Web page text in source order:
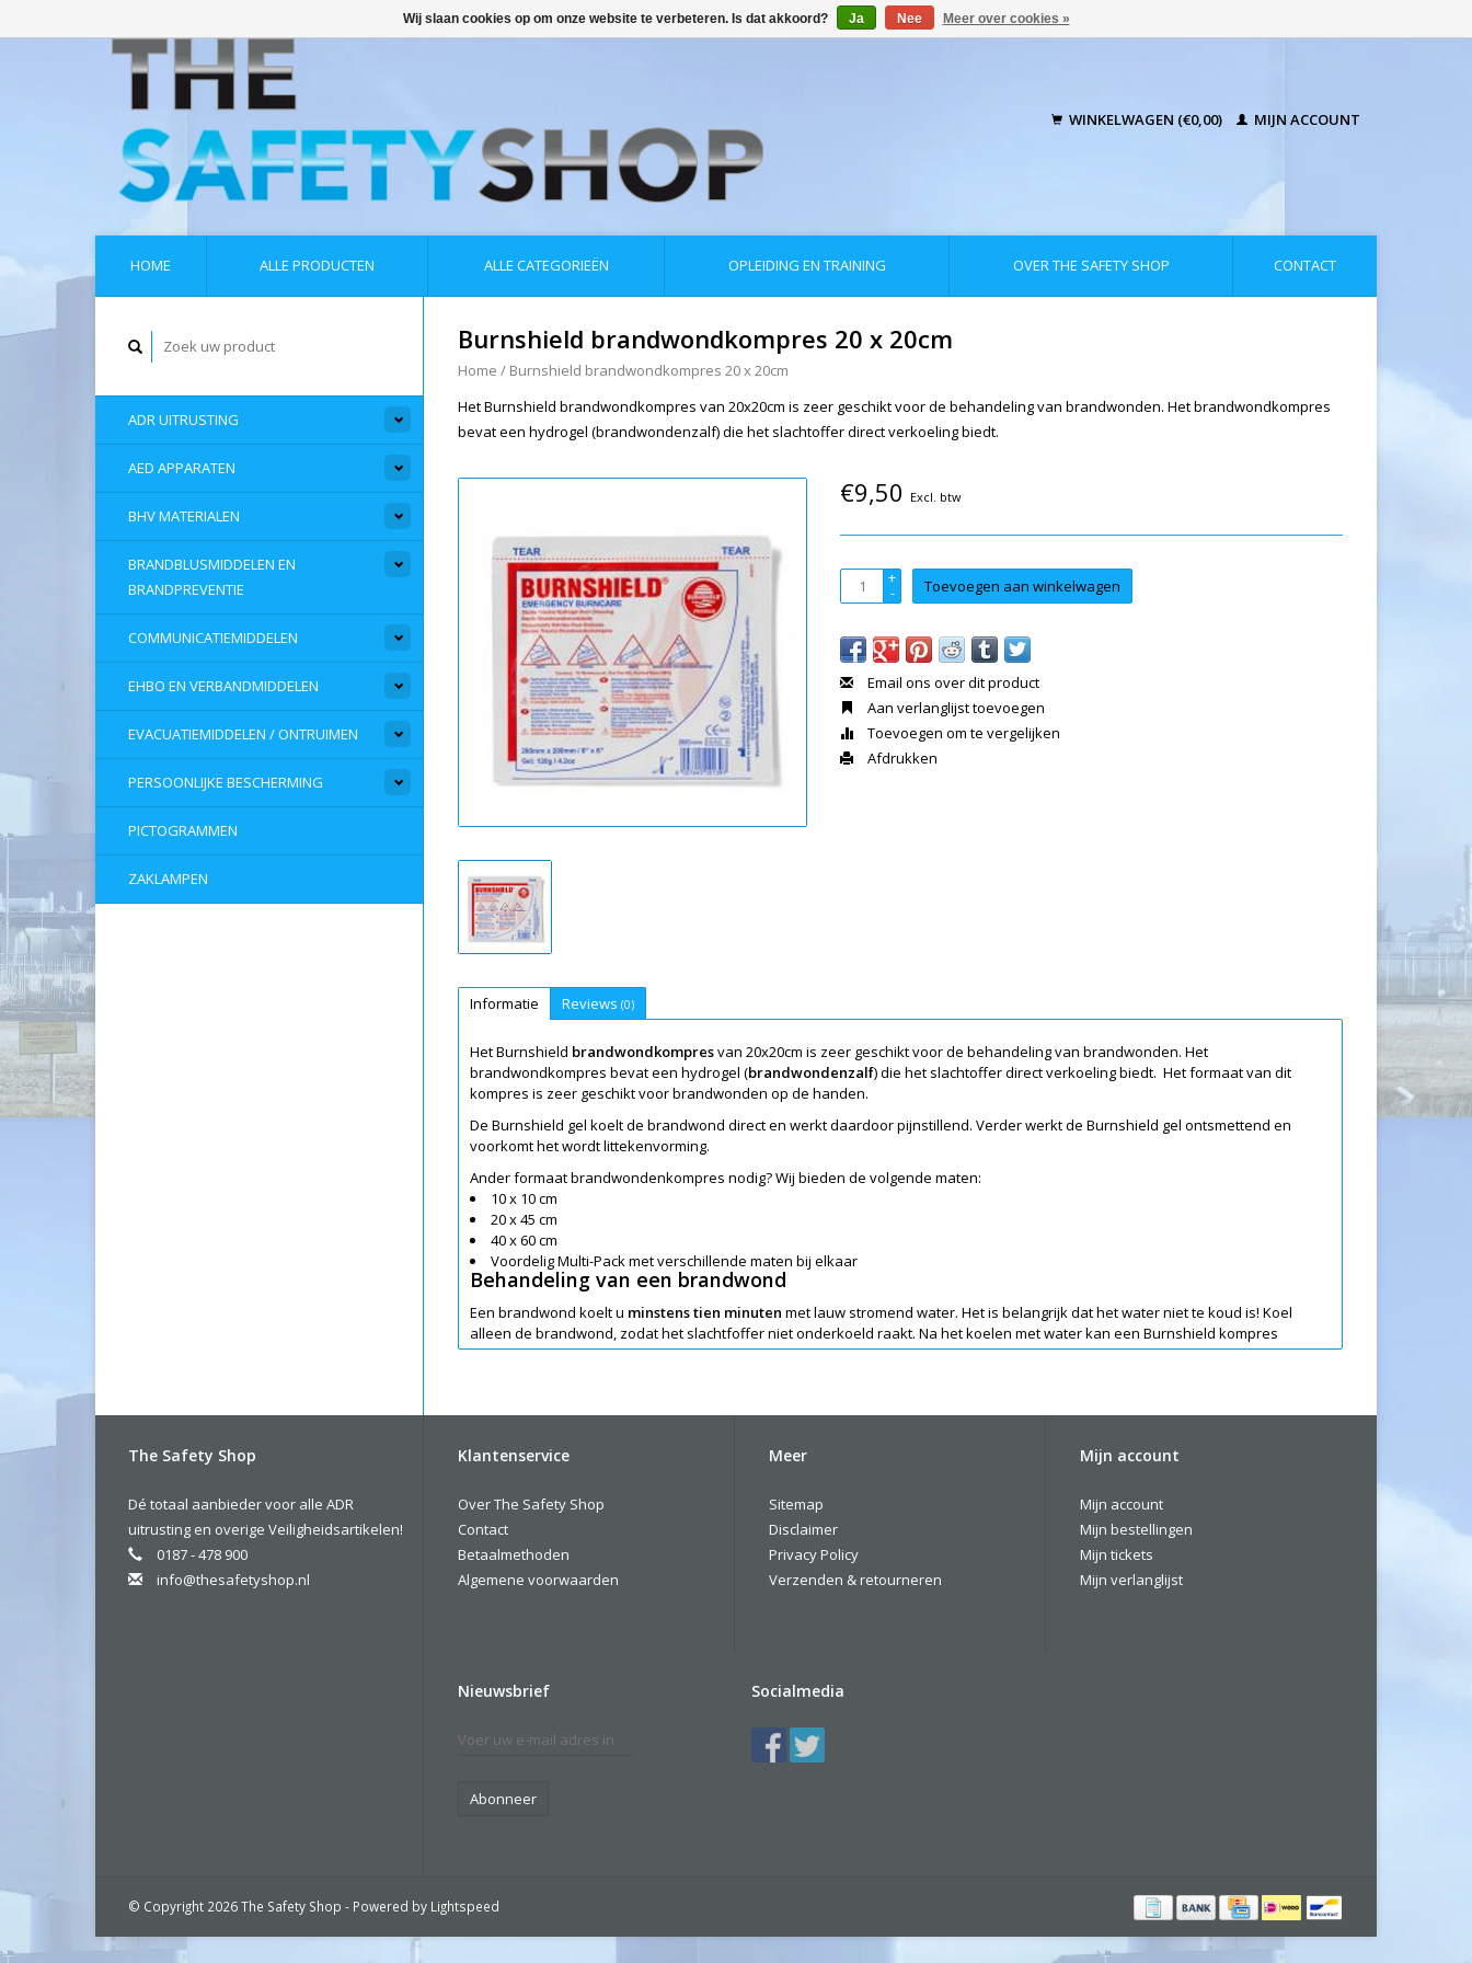
WINKELWAGEN (€0,00) MIJN ACCOUNT
HOME ALLE PRODUCTEN ALLE CATEGORIEËN OPLEIDING EN TRAINING OVER THE SAFETY SHOP CONTACT
ADR UITRUSTING
AED APPARATEN
BHV MATERIALEN
BRANDBLUSMIDDELEN EN
BRANDPREVENTIE
COMMUNICATIEMIDDELEN
EHBO EN VERBANDMIDDELEN
EVACUATIEMIDDELEN / ONTRUIMEN
PERSOONLIJKE BESCHERMING
PICTOGRAMMEN
ZAKLAMPEN
Burnshield brandwondkompres 20 x 20cm
Home / Burnshield brandwondkompres 20 x 20cm
Het Burnshield brandwondkompres van 20x20cm is zeer geschikt voor de behandeling van brandwonden. Het brandwondkompres
bevat een hydrogel (brandwondenzalf) die het slachtoffer direct verkoeling biedt.
€9,50 Excl. btw
+
- Toevoegen aan winkelwagen
Email ons over dit product
Aan verlanglijst toevoegen
Toevoegen om te vergelijken
Afdrukken
Informatie Reviews (0)
Het Burnshield brandwondkompresvan 20x20cm is zeer geschikt voor de behandeling van brandwonden. Het
brandwondkompres bevat een hydrogel (brandwondenzalf) die het slachtoffer direct verkoeling biedt. Het formaat van dit
kompres is zeer geschikt voor brandwonden op de handen.
De Burnshield gel koelt de brandwond direct en werkt daardoor pijnstillend. Verder werkt de Burnshield gel ontsmettend en
voorkomt het wordt littekenvorming.
Ander formaat brandwondenkompres nodig? Wij bieden de volgende maten:
10 x 10 cm
20 x 45 cm
40 x 60 cm
Voordelig Multi-Pack met verschillende maten bij elkaar
Behandeling van een brandwond
Een brandwond koelt u minstens tien minuten met lauw stromend water. Het is belangrijk dat het water niet te koud is! Koel
alleen de brandwond, zodat het slachtfoffer niet onderkoeld raakt. Na het koelen met water kan een Burnshield kompres
worden gebruikt.
The Safety Shop
Dé totaal aanbieder voor alle ADR
uitrusting en overige Veiligheidsartikelen!
0187 - 478 900
info@thesafetyshop.nl
Klantenservice
Over The Safety Shop
Contact
Betaalmethoden
Algemene voorwaarden
Meer
Sitemap
Disclaimer
Privacy Policy
Verzenden & retourneren
Mijn account
Mijn account
Mijn bestellingen
Mijn tickets
Mijn verlanglijst
Nieuwsbrief
Abonneer
Socialmedia
© Copyright 2026 The Safety Shop - Powered by Lightspeed
Wij slaan cookies op om onze website te verbeteren. Is dat akkoord? Ja Nee Meer over cookies »